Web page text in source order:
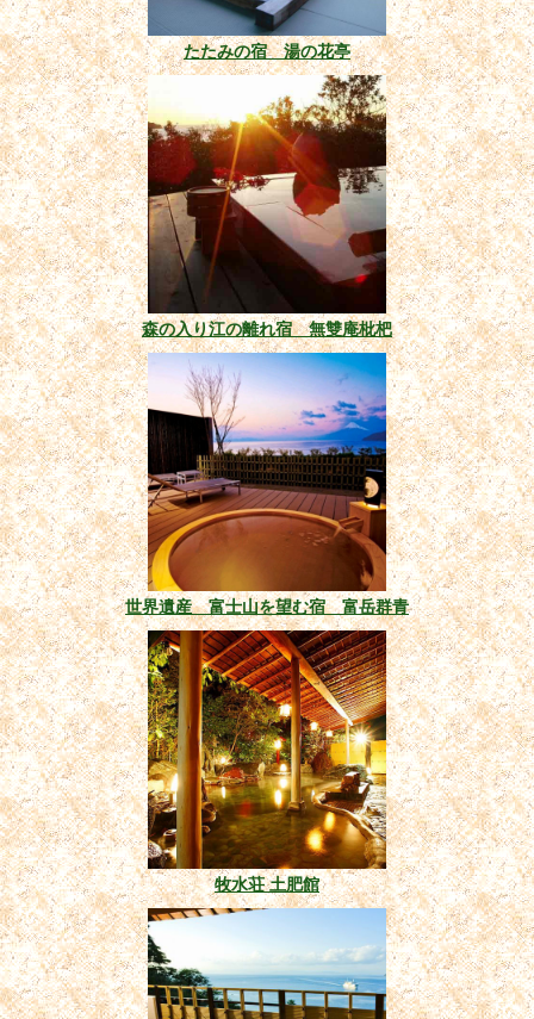
たたみの宿 湯の花亭
森の入り江の離れ宿 無雙庵枇杷
世界遺産 富士山を望む宿 富岳群青
牧水荘 土肥館